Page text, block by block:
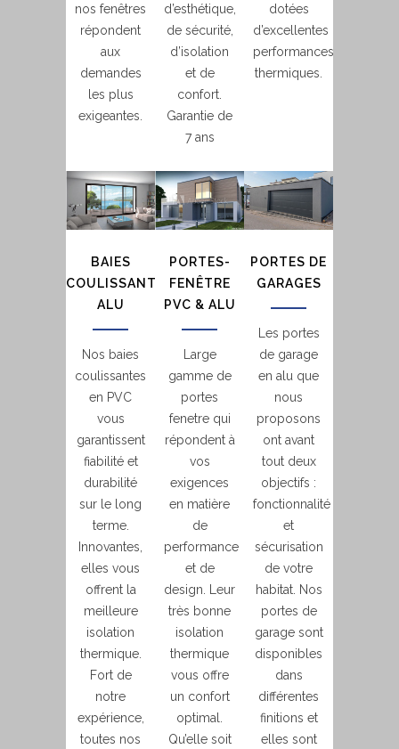
nos fenêtres
répondent
aux
demandes
les plus
exigeantes.
d’esthétique,
de sécurité,
d’isolation
et de
confort.
Garantie de
7 ans
dotées
d’excellentes
performances
thermiques.
BAIES
COULISSANTES
ALU
Nos baies
coulissantes
en PVC
vous
garantissent
fiabilité et
durabilité
sur le long
terme.
Innovantes,
elles vous
offrent la
meilleure
isolation
thermique.
Fort de
notre
expérience,
toutes nos
PORTES-
FENÊTRE
PVC & ALU
Large
gamme de
portes
fenetre qui
répondent à
vos
exigences
en matière
de
performance
et de
design. Leur
très bonne
isolation
thermique
vous offre
un confort
optimal.
Qu’elle soit
PORTES DE
GARAGES
Les portes
de garage
en alu que
nous
proposons
ont avant
tout deux
objectifs :
fonctionnalité
et
sécurisation
de votre
habitat. Nos
portes de
garage sont
disponibles
dans
différentes
finitions et
elles sont